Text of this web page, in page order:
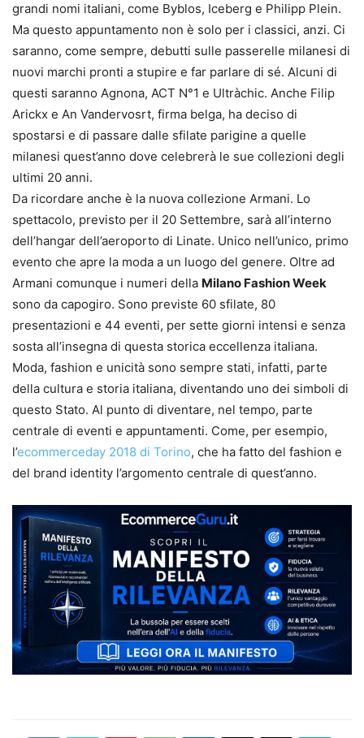
grandi nomi italiani, come Byblos, Iceberg e Philipp Plein.
Ma questo appuntamento non è solo per i classici, anzi. Ci
saranno, come sempre, debutti sulle passerelle milanesi di
nuovi marchi pronti a stupire e far parlare di sé. Alcuni di
questi saranno Agnona, ACT N°1 e Ultràchic. Anche Filip
Arickx e An Vandervosrt, firma belga, ha deciso di
spostarsi e di passare dalle sfilate parigine a quelle
milanesi quest’anno dove celebrerà le sue collezioni degli
ultimi 20 anni.
Da ricordare anche è la nuova collezione Armani. Lo
spettacolo, previsto per il 20 Settembre, sarà all’interno
dell’hangar dell’aeroporto di Linate. Unico nell’unico, primo
evento che apre la moda a un luogo del genere. Oltre ad
Armani comunque i numeri della Milano Fashion Week
sono da capogiro. Sono previste 60 sfilate, 80
presentazioni e 44 eventi, per sette giorni intensi e senza
sosta all’insegna di questa storica eccellenza italiana.
Moda, fashion e unicità sono sempre stati, infatti, parte
della cultura e storia italiana, diventando uno dei simboli di
questo Stato. Al punto di diventare, nel tempo, parte
centrale di eventi e appuntamenti. Come, per esempio,
l’ecommerceday 2018 di Torino, che ha fatto del fashion e
del brand identity l’argomento centrale di quest’anno.